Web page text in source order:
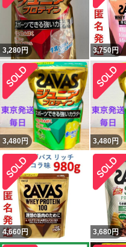
3,280円 3,750円
3,480円 3,480円
4,660円 3,680円